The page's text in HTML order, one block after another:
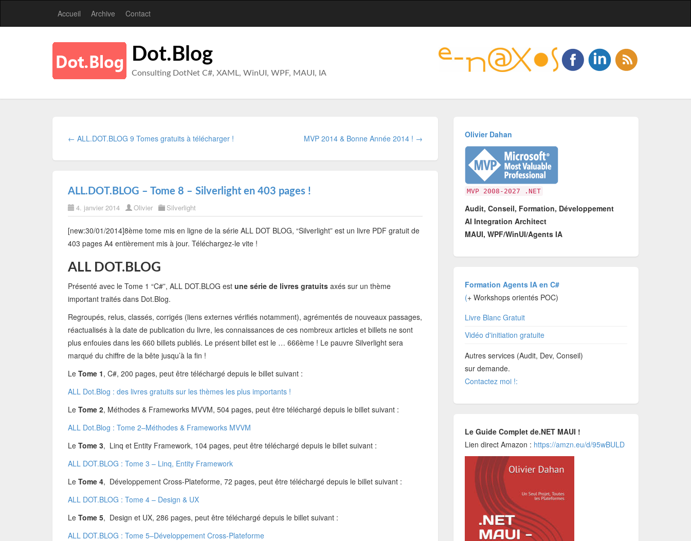
Accueil Archive Contact
Dot.Blog
Consulting DotNet C#, XAML, WinUI, WPF, MAUI, IA
← ALL.DOT.BLOG 9 Tomes gratuits à télécharger ! MVP 2014 & Bonne Année 2014 ! →
ALL.DOT.BLOG – Tome 8 – Silverlight en 403 pages !
4. janvier 2014 Olivier Silverlight
[new:30/01/2014]8ème tome mis en ligne de la série ALL DOT BLOG, “Silverlight” est un livre PDF gratuit de
403 pages A4 entièrement mis à jour. Téléchargez-le vite !
ALL DOT.BLOG
Présenté avec le Tome 1 “C#”, ALL DOT.BLOG est une série de livres gratuits axés sur un thème
important traités dans Dot.Blog.
Regroupés, relus, classés, corrigés (liens externes vérifiés notamment), agrémentés de nouveaux passages,
réactualisés à la date de publication du livre, les connaissances de ces nombreux articles et billets ne sont
plus enfouies dans les 660 billets publiés. Le présent billet est le … 666ème ! Le pauvre Silverlight sera
marqué du chiffre de la bête jusqu’à la fin !
Le Tome 1, C#, 200 pages, peut être téléchargé depuis le billet suivant :
ALL Dot.Blog : des livres gratuits sur les thèmes les plus importants !
Le Tome 2, Méthodes & Frameworks MVVM, 504 pages, peut être téléchargé depuis le billet suivant :
ALL Dot.Blog : Tome 2–Méthodes & Frameworks MVVM
Le Tome 3, Linq et Entity Framework, 104 pages, peut être téléchargé depuis le billet suivant :
ALL DOT.BLOG : Tome 3 – Linq, Entity Framework
Le Tome 4, Développement Cross-Plateforme, 72 pages, peut être téléchargé depuis le billet suivant :
ALL DOT.BLOG : Tome 4 – Design & UX
Le Tome 5, Design et UX, 286 pages, peut être téléchargé depuis le billet suivant :
ALL DOT.BLOG : Tome 5–Développement Cross-Plateforme
Olivier Dahan
MVP 2008-2027 .NET
Audit, Conseil, Formation, Développement
AI Integration Architect
MAUI, WPF/WinUI/Agents IA
Formation Agents IA en C#
(+ Workshops orientés POC)
Livre Blanc Gratuit
Vidéo d'initiation gratuite
Autres services (Audit, Dev, Conseil)
sur demande.
Contactez moi !:
Le Guide Complet de.NET MAUI !
Lien direct Amazon : https://amzn.eu/d/95wBULD